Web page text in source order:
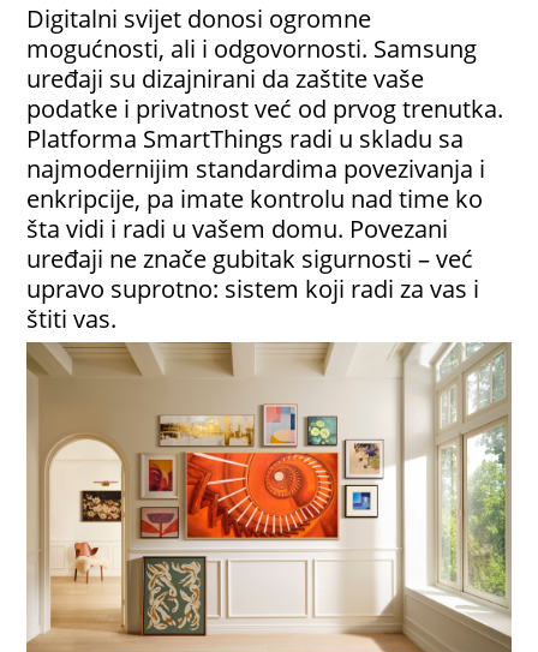
Digitalni svijet donosi ogromne
mogućnosti, ali i odgovornosti. Samsung
uređaji su dizajnirani da zaštite vaše
podatke i privatnost već od prvog trenutka.
Platforma SmartThings radi u skladu sa
najmodernijim standardima povezivanja i
enkripcije, pa imate kontrolu nad time ko
šta vidi i radi u vašem domu. Povezani
uređaji ne znače gubitak sigurnosti – već
upravo suprotno: sistem koji radi za vas i
štiti vas.